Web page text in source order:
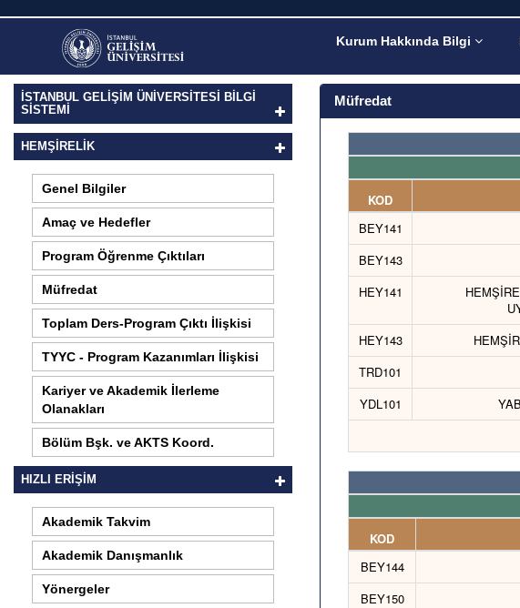
Kurum Hakkında Bilgi
İSTANBUL GELİŞİM ÜNİVERSİTESİ BİLGİ
SİSTEMİ
HEMŞIRELIK
Genel Bilgiler
Amaç ve Hedefler
Program Öğrenme Çıktıları
Müfredat
Toplam Ders-Program Çıktı İlişkisi
TYYC - Program Kazanımları İlişkisi
Kariyer ve Akademik İlerleme
Olanakları
Bölüm Bşk. ve AKTS Koord.
HIZLI ERİŞİM
Akademik Takvim
Akademik Danışmanlık
Yönergeler
Müfredat
KOD
BEY141
BEY143
HEY141
HEY143
TRD101
YDL101
KOD
BEY144
BEY150